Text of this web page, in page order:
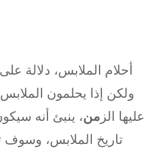
أحلام الملابس، دلالة
ولكن إذا يحلمون
عليها الز من، ينبئ أنه
تاريخ الملابس، وسوف